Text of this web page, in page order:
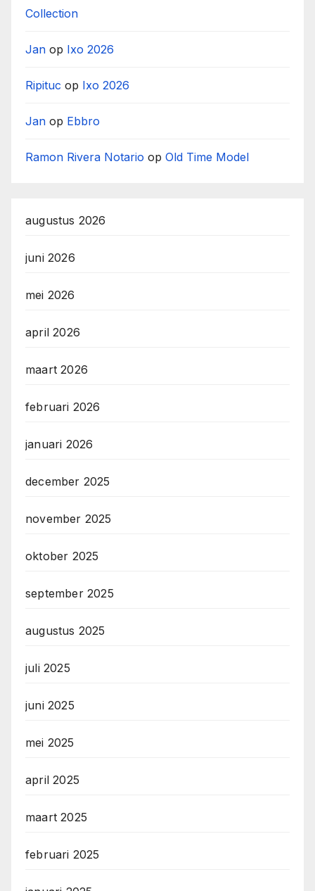
Collection
Jan op Ixo 2026
Ripituc op Ixo 2026
Jan op Ebbro
Ramon Rivera Notario op Old Time Model
augustus 2026
juni 2026
mei 2026
april 2026
maart 2026
februari 2026
januari 2026
december 2025
november 2025
oktober 2025
september 2025
augustus 2025
juli 2025
juni 2025
mei 2025
april 2025
maart 2025
februari 2025